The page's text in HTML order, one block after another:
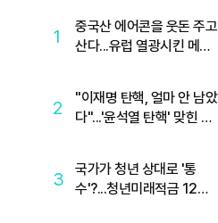
1
중국산 에어콘을 웃돈 주고
산다...유럽 열광시킨 메이
2
"이재명 탄핵, 얼마 안 남았
다"...'윤석열 탄핵' 맞힌 무
3
국가가 청년 상대로 '통
수'?...청년미래적금 12%